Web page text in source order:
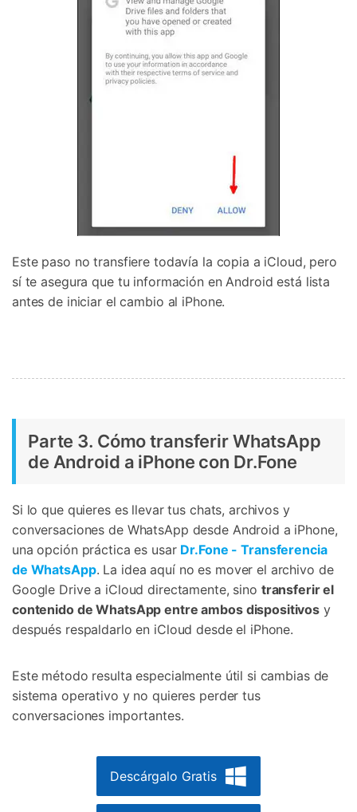
Este paso no transfiere todavía la copia a iCloud, pero
sí te asegura que tu información en Android está lista
antes de iniciar el cambio al iPhone.
Parte 3. Cómo transferir WhatsApp
de Android a iPhone con Dr.Fone
Si lo que quieres es llevar tus chats, archivos y
conversaciones de WhatsApp desde Android a iPhone,
una opción práctica es usar Dr.Fone - Transferencia
de WhatsApp. La idea aquí no es mover el archivo de
Google Drive a iCloud directamente, sino transferir el
contenido de WhatsApp entre ambos dispositivos y
después respaldarlo en iCloud desde el iPhone.
Este método resulta especialmente útil si cambias de
sistema operativo y no quieres perder tus
conversaciones importantes.
Descárgalo Gratis